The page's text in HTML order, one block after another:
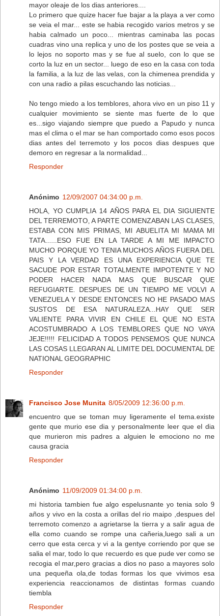
mayor oleaje de los dias anteriores....
Lo primero que quize hacer fue bajar a la playa a ver como
se veia el mar... este se habia recogido varios metros y se
habia calmado un poco... mientras caminaba las pocas
cuadras vino una replica y uno de los postes que se veia a
lo lejos no soporto mas y se fue al suelo, con lo que se
corto la luz en un sector... luego de eso en la casa con toda
la familia, a la luz de las velas, con la chimenea prendida y
con una radio a pilas escuchando las noticias...
No tengo miedo a los temblores, ahora vivo en un piso 11 y
cualquier movimiento se siente mas fuerte de lo que
es...sigo viajando siempre que puedo a Papudo y nunca
mas el clima o el mar se han comportado como esos pocos
dias antes del terremoto y los pocos dias despues que
demoro en regresar a la normalidad...
Responder
Anónimo 12/09/2007 04:34:00 p.m.
HOLA, YO CUMPLIA 14 AÑOS PARA EL DIA SIGUIENTE
DEL TERREMOTO, A PARTE COMENZABAN LAS CLASES,
ESTABA CON MIS PRIMAS, MI ABUELITA MI MAMA MI
TATA......ESO FUE EN LA TARDE A MI ME IMPACTO
MUCHO PORQUE YO TENIA MUCHOS AÑOS FUERA DEL
PAIS Y LA VERDAD ES UNA EXPERIENCIA QUE TE
SACUDE POR ESTAR TOTALMENTE IMPOTENTE Y NO
PODER HACER NADA MAS QUE BUSCAR QUE
REFUGIARTE. DESPUES DE UN TIEMPO ME VOLVI A
VENEZUELA Y DESDE ENTONCES NO HE PASADO MAS
SUSTOS DE ESA NATURALEZA...HAY QUE SER
VALIENTE PARA VIVIR EN CHILE EL QUE NO ESTA
ACOSTUMBRADO A LOS TEMBLORES QUE NO VAYA
JEJE!!!!! FELICIDAD A TODOS PENSEMOS QUE NUNCA
LAS COSAS LLEGARAN AL LIMITE DEL DOCUMENTAL DE
NATIONAL GEOGRAPHIC
Responder
Francisco Jose Munita 8/05/2009 12:36:00 p.m.
encuentro que se toman muy ligeramente el tema.existe
gente que murio ese dia y personalmente leer que el dia
que murieron mis padres a alguien le emociono no me
causa gracia
Responder
Anónimo 11/09/2009 01:34:00 p.m.
mi historia tambien fue algo espelusnante yo tenia solo 9
años y vivo en la costa a orillas del rio maipo ,despues del
terremoto comenzo a agrietarse la tierra y a salir agua de
ella como cuando se rompe una cañeria,luego sali a un
cerro que esta cerca y vi a la gentye corriendo por que se
salia el mar, todo lo que recuerdo es que pude ver como se
recogia el mar,pero gracias a dios no paso a mayores solo
una pequeña ola,de todas formas los que vivimos esa
experiencia reaccionamos de distintas formas cuando
tiembla
Responder